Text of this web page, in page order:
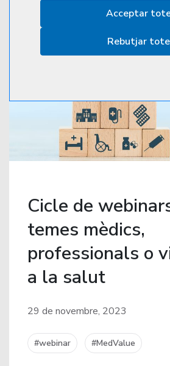
Acceptar
Rebutjar
Cicle de
temes mèdics,
professionals o
a la salut
29 de novembre, 2023
#webinar #MedValue